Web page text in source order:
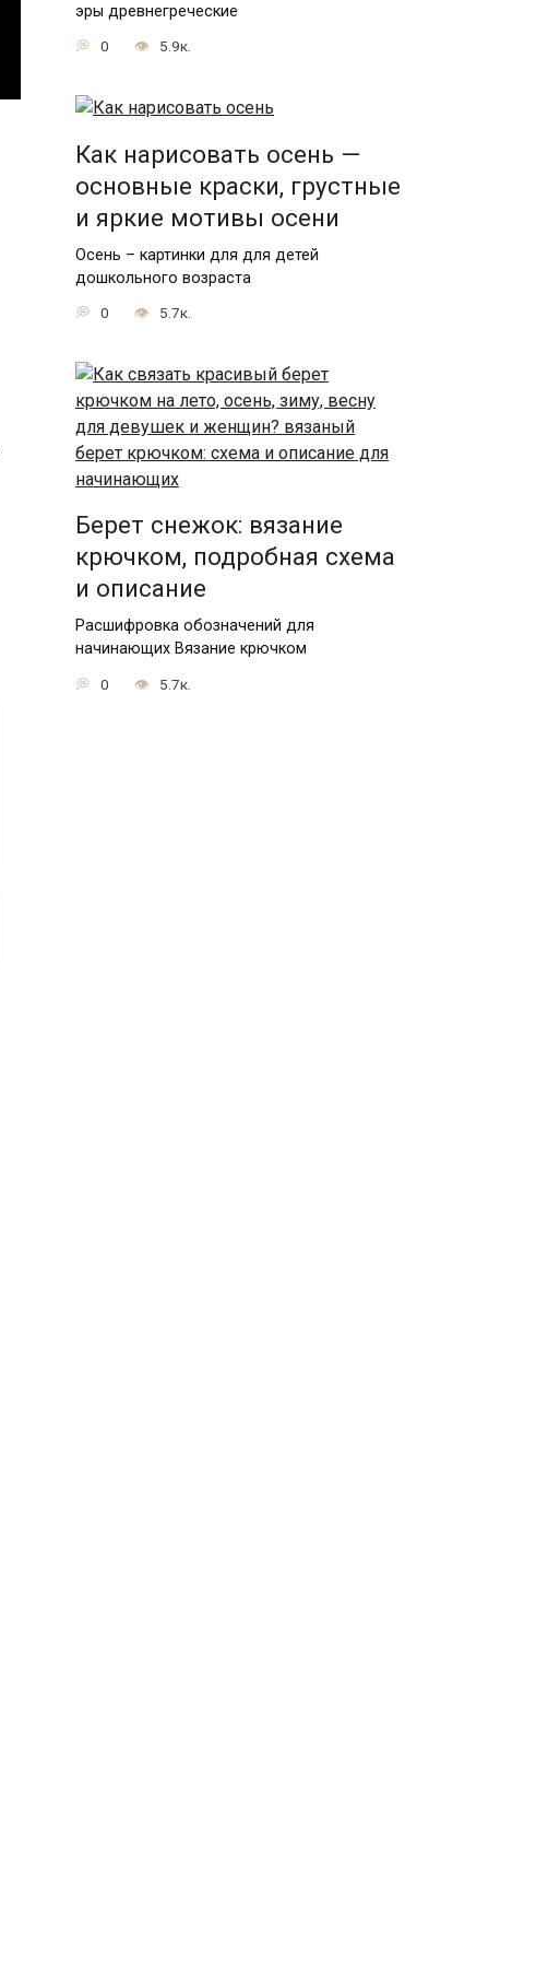
эры древнегреческие
0 5.9к.
Как нарисовать осень —
основные краски, грустные
и яркие мотивы осени
Осень – картинки для для детей
дошкольного возраста
0 5.7к.
Берет снежок: вязание
крючком, подробная схема
и описание
Расшифровка обозначений для
начинающих Вязание крючком
0 5.7к.